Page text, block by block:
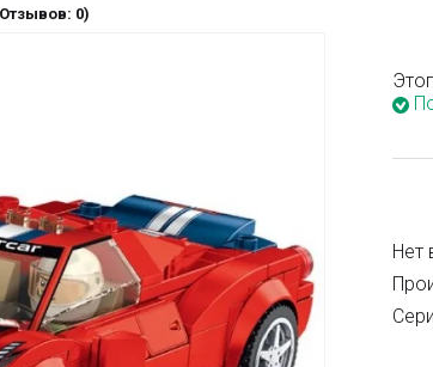
0)
Нет